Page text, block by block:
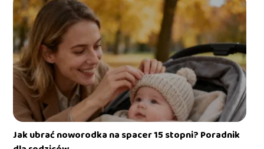
Jak ubrać noworodka na spacer 15 stopni? Poradnik